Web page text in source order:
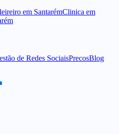
em SantarémClinica em
de Redes SociaisPrecosBlog